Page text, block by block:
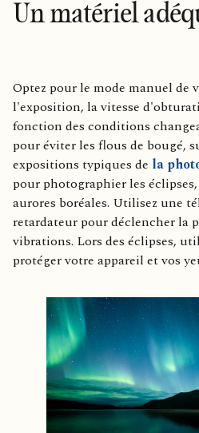
Un matériel
Optez pour le mode manuel de
l'exposition, la vitesse
fonction des conditions
pour éviter les flous de bougé,
expositions typiques de la
pour photographier les
aurores boréales. Utilisez une
retardateur pour déclencher la
vibrations. Lors des éclipses,
protéger votre appareil et vos